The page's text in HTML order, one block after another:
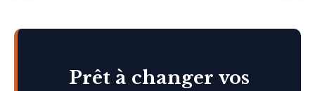
Prêt à changer vos